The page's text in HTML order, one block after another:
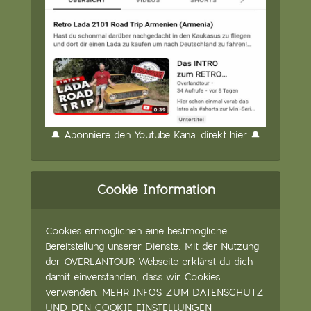
🔔 Abonniere den Youtube Kanal direkt hier 🔔
Cookie Information
Cookies ermöglichen eine bestmögliche
Bereitstellung unserer Dienste. Mit der Nutzung
der OVERLANTOUR Webseite erklärst du dich
damit einverstanden, dass wir Cookies
verwenden. MEHR INFOS ZUM DATENSCHUTZ
UND DEN COOKIE EINSTELLUNGEN